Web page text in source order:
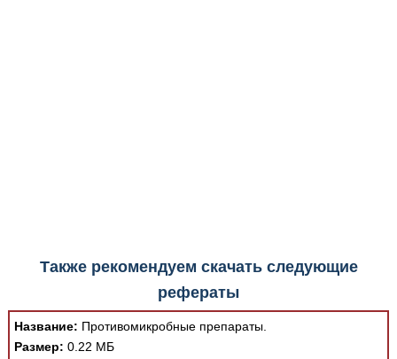
Также рекомендуем скачать следующие
рефераты
Название: Противомикробные препараты.
Размер: 0.22 МБ